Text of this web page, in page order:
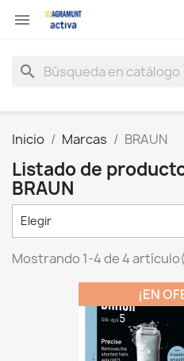

search
Inicio Marcas BRAUN
Listado de
BRAUN
Elegir
Mostrando 1-4 de 4
¡EN